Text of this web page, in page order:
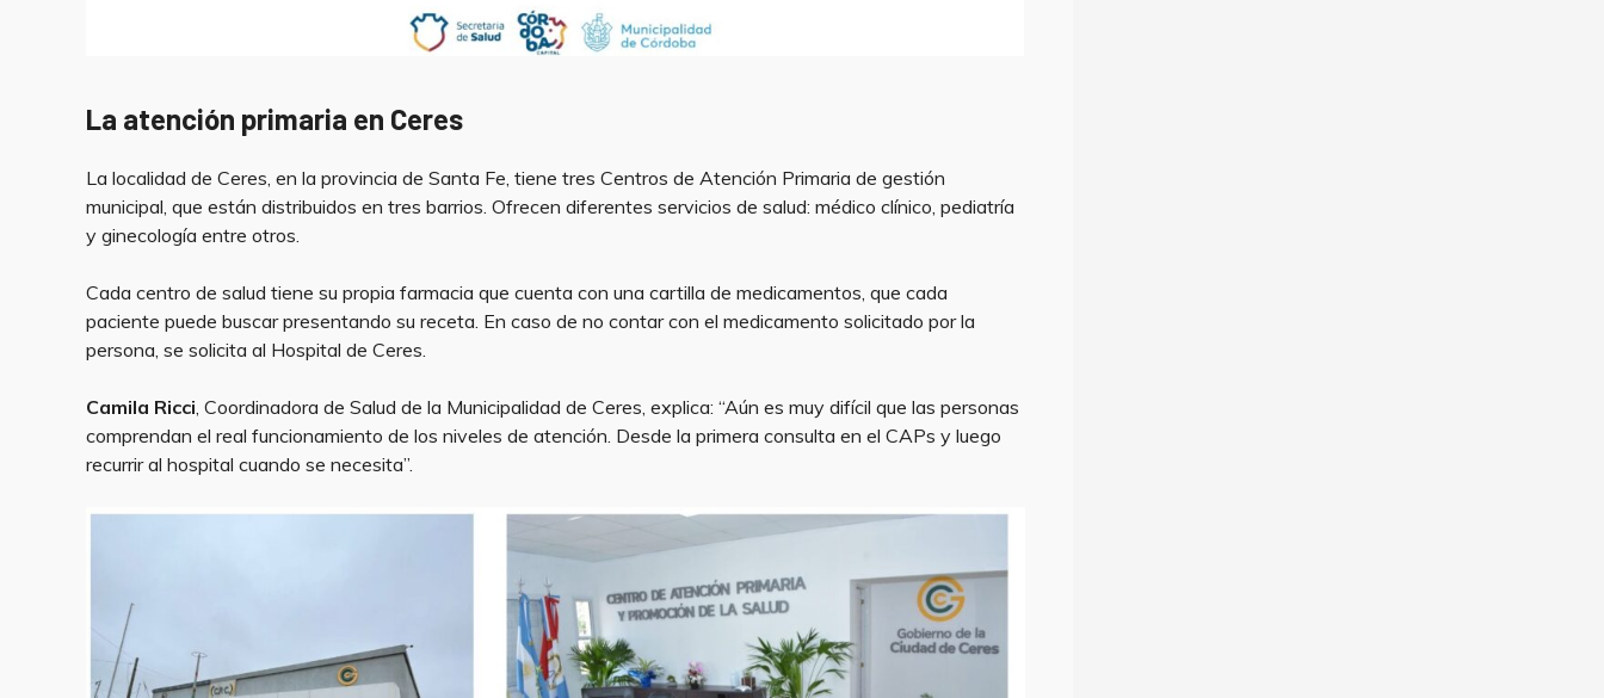
La atención primaria en Ceres
La localidad de Ceres, en la provincia de Santa Fe, tiene tres Centros de Atención Primaria de gestión
municipal, que están distribuidos en tres barrios. Ofrecen diferentes servicios de salud: médico clínico, pediatría
y ginecología entre otros.
Cada centro de salud tiene su propia farmacia que cuenta con una cartilla de medicamentos, que cada
paciente puede buscar presentando su receta. En caso de no contar con el medicamento solicitado por la
persona, se solicita al Hospital de Ceres.
Camila Ricci, Coordinadora de Salud de la Municipalidad de Ceres, explica: “Aún es muy difícil que las personas
comprendan el real funcionamiento de los niveles de atención. Desde la primera consulta en el CAPs y luego
recurrir al hospital cuando se necesita”.